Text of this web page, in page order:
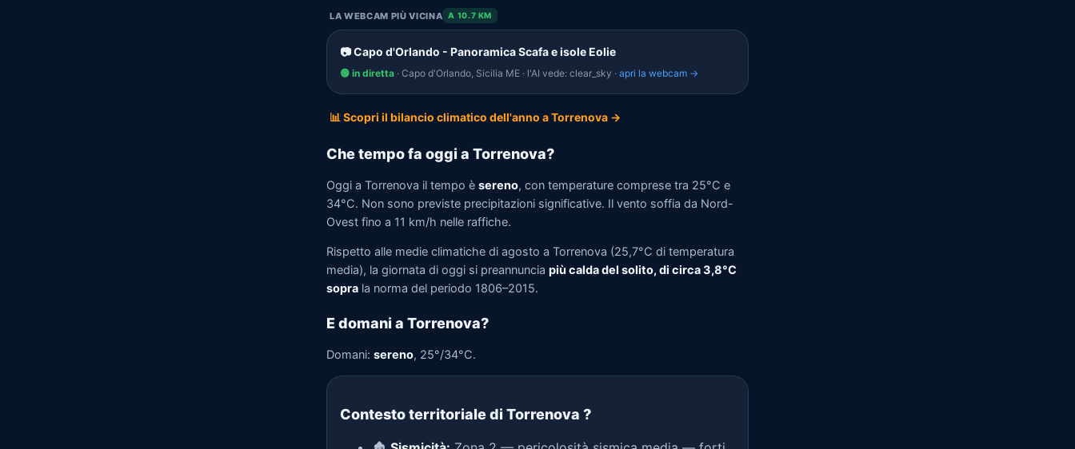
LA WEBCAM PIÙ VICINA A 10.7 KM
📷 Capo d'Orlando - Panoramica Scafa e isole Eolie
🟢 in diretta · Capo d'Orlando, Sicilia ME · l'AI vede: clear_sky · apri la webcam →
📊 Scopri il bilancio climatico dell'anno a Torrenova →
Che tempo fa oggi a Torrenova?
Oggi a Torrenova il tempo è sereno, con temperature comprese tra 25°C e
34°C. Non sono previste precipitazioni significative. Il vento soffia da Nord-
Ovest fino a 11 km/h nelle raffiche.
Rispetto alle medie climatiche di agosto a Torrenova (25,7°C di temperatura
media), la giornata di oggi si preannuncia più calda del solito, di circa 3,8°C
sopra la norma del periodo 1806–2015.
E domani a Torrenova?
Domani: sereno, 25°/34°C.
Contesto territoriale di Torrenova ?